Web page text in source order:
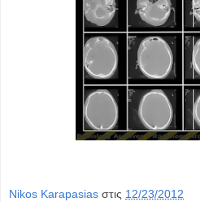
Nikos Karapasias στις 12/23/2012